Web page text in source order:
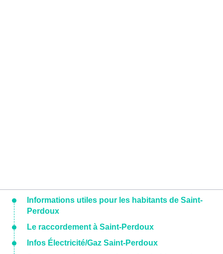
Informations utiles pour les habitants de Saint-
Perdoux
Le raccordement à Saint-Perdoux
Infos Électricité/Gaz Saint-Perdoux